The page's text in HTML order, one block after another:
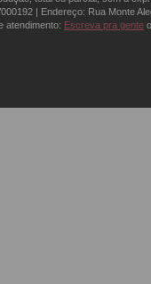
| Endereço: Rua Monte
atendimento: Escreva pra gente